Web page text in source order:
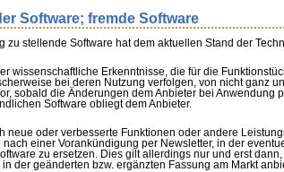
Software; fremde Software
stellende Software hat dem aktuellen Stand der
wissenschaftliche Erkenntnisse, die für die
bei deren Nutzung verfolgen, von nicht ganz
sobald die Änderungen dem Anbieter bei Anwendung
Software obliegt dem Anbieter.
oder verbesserte Funktionen oder andere
einer Vorankündigung per Newsletter, in der
zu ersetzen. Dies gilt allerdings nur und erst
der geänderten bzw. ergänzten Fassung am Markt